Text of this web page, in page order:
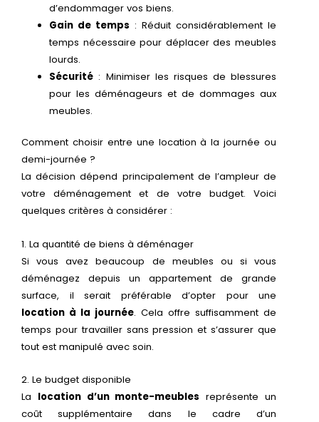
d’endommager vos biens.
Gain de temps : Réduit considérablement le
temps nécessaire pour déplacer des meubles
lourds.
Sécurité : Minimiser les risques de blessures
pour les déménageurs et de dommages aux
meubles.
Comment choisir entre une location à la journée ou
demi-journée ?
La décision dépend principalement de l’ampleur de
votre déménagement et de votre budget. Voici
quelques critères à considérer :
1. La quantité de biens à déménager
Si vous avez beaucoup de meubles ou si vous
déménagez depuis un appartement de grande
surface, il serait préférable d’opter pour une
location à la journée. Cela offre suffisamment de
temps pour travailler sans pression et s’assurer que
tout est manipulé avec soin.
2. Le budget disponible
La location d’un monte-meubles représente un
coût supplémentaire dans le cadre d’un